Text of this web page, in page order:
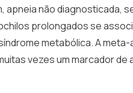
apneia não diagnosticada,
prolongados se
metabólica. A meta-
vezes um marcador